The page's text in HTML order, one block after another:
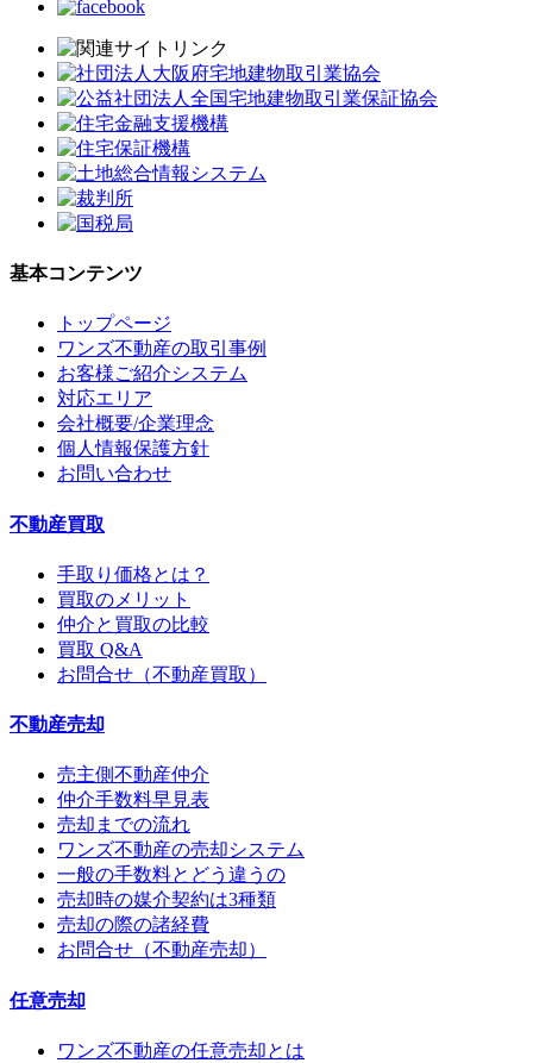
基本コンテンツ
トップページ
ワンズ不動産の取引事例
お客様ご紹介システム
対応エリア
会社概要/企業理念
個人情報保護方針
お問い合わせ
不動産買取
手取り価格とは？
買取のメリット
仲介と買取の比較
買取 Q&A
お問合せ（不動産買取）
不動産売却
売主側不動産仲介
仲介手数料早見表
売却までの流れ
ワンズ不動産の売却システム
一般の手数料とどう違うの
売却時の媒介契約は3種類
売却の際の諸経費
お問合せ（不動産売却）
任意売却
ワンズ不動産の任意売却とは